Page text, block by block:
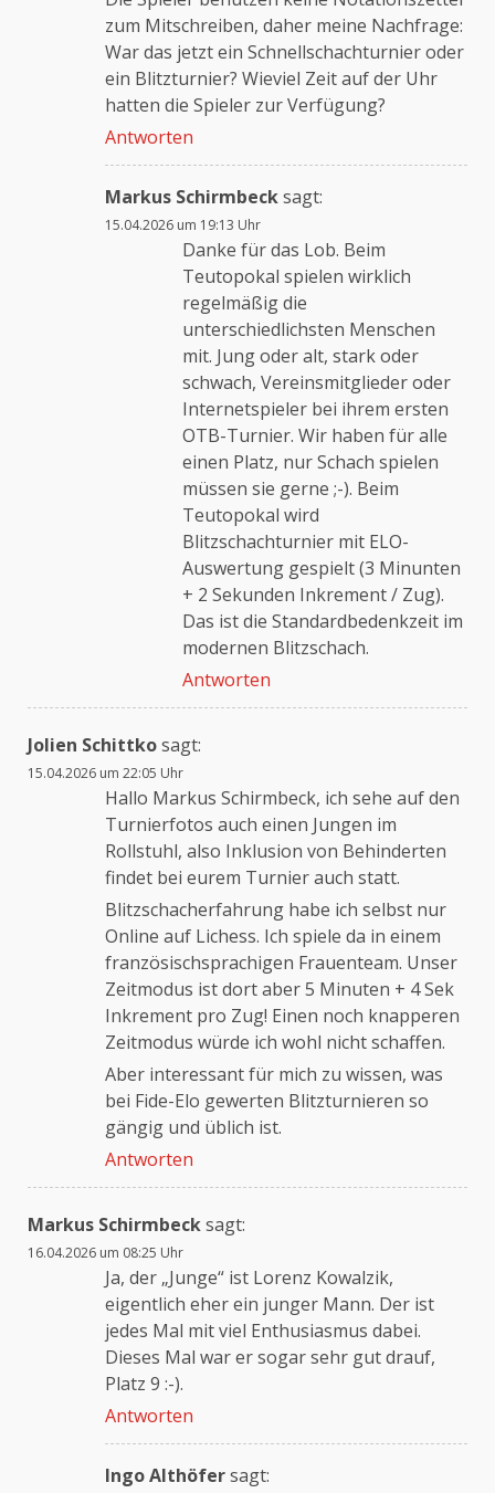
zum Mitschreiben, daher meine Nachfrage:
War das jetzt ein Schnellschachturnier oder
ein Blitzturnier? Wieviel Zeit auf der Uhr
hatten die Spieler zur Verfügung?
Antworten
Markus Schirmbecksagt:
15.04.2026 um 19:13 Uhr
Danke für das Lob. Beim
Teutopokal spielen wirklich
regelmäßig die
unterschiedlichsten Menschen
mit. Jung oder alt, stark oder
schwach, Vereinsmitglieder oder
Internetspieler bei ihrem ersten
OTB-Turnier. Wir haben für alle
einen Platz, nur Schach spielen
müssen sie gerne ;-). Beim
Teutopokal wird
Blitzschachturnier mit ELO-
Auswertung gespielt (3 Minunten
+ 2 Sekunden Inkrement / Zug).
Das ist die Standardbedenkzeit im
modernen Blitzschach.
Antworten
Jolien Schittkosagt:
15.04.2026 um 22:05 Uhr
Hallo Markus Schirmbeck, ich sehe auf den
Turnierfotos auch einen Jungen im
Rollstuhl, also Inklusion von Behinderten
findet bei eurem Turnier auch statt.
Blitzschacherfahrung habe ich selbst nur
Online auf Lichess. Ich spiele da in einem
französischsprachigen Frauenteam. Unser
Zeitmodus ist dort aber 5 Minuten + 4 Sek
Inkrement pro Zug! Einen noch knapperen
Zeitmodus würde ich wohl nicht schaffen.
Aber interessant für mich zu wissen, was
bei Fide-Elo gewerten Blitzturnieren so
gängig und üblich ist.
Antworten
Markus Schirmbecksagt:
16.04.2026 um 08:25 Uhr
Ja, der „Junge“ ist Lorenz Kowalzik,
eigentlich eher ein junger Mann. Der ist
jedes Mal mit viel Enthusiasmus dabei.
Dieses Mal war er sogar sehr gut drauf,
Platz 9 :-).
Antworten
Ingo Althöfersagt: